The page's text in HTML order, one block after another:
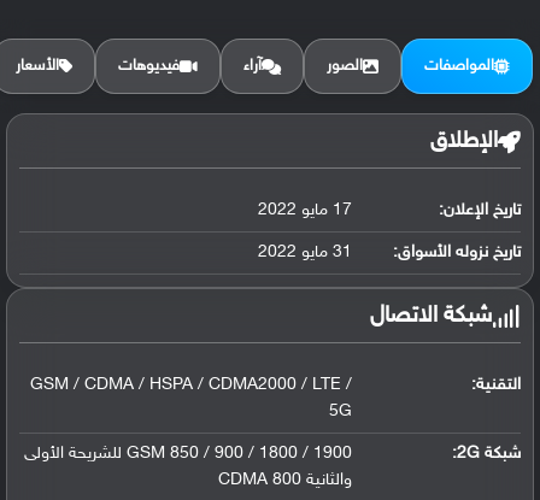
البطارية:
ليثيوم بوليمر سعة 5000 مللي أمبير, غير ق...
المواصفات الصور آراء فيديوهات الأسعار
الإطلاق
تاريخ الإعلان: 17 مايو 2022
تاريخ نزوله الأسواق: 31 مايو 2022
شبكة الاتصال
التقنية:
GSM / CDMA / HSPA / CDMA2000 / LTE /
5G
شبكة 2G:
GSM 850 / 900 / 1800 / 1900 للشريحة الأولى
والثانية CDMA 800